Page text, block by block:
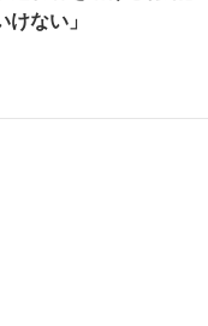
ない」